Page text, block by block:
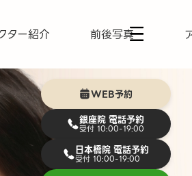
ター紹介 前後写真
WEB予約
銀座院 電話予約
受付 10:00-19:00
日本橋院 電話予約
受付 10:00-19:00